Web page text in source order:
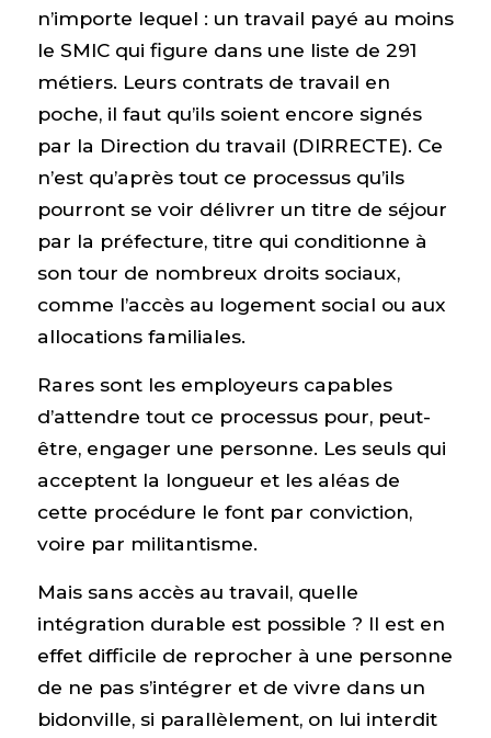
n’importe lequel : un travail payé au moins
le SMIC qui figure dans une liste de 291
métiers. Leurs contrats de travail en
poche, il faut qu’ils soient encore signés
par la Direction du travail (DIRRECTE). Ce
n’est qu’après tout ce processus qu’ils
pourront se voir délivrer un titre de séjour
par la préfecture, titre qui conditionne à
son tour de nombreux droits sociaux,
comme l’accès au logement social ou aux
allocations familiales.
Rares sont les employeurs capables
d’attendre tout ce processus pour, peut-
être, engager une personne. Les seuls qui
acceptent la longueur et les aléas de
cette procédure le font par conviction,
voire par militantisme.
Mais sans accès au travail, quelle
intégration durable est possible ? Il est en
effet difficile de reprocher à une personne
de ne pas s’intégrer et de vivre dans un
bidonville, si parallèlement, on lui interdit